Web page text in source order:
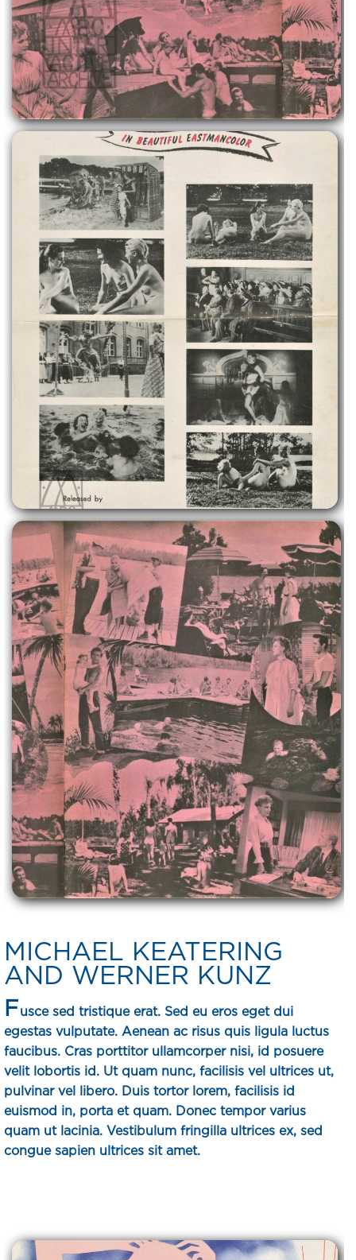
MICHAEL KEATERING
AND WERNER KUNZ
Fusce sed tristique erat. Sed eu eros eget dui
egestas vulputate. Aenean ac risus quis ligula luctus
faucibus. Cras porttitor ullamcorper nisi, id posuere
velit lobortis id. Ut quam nunc, facilisis vel ultrices ut,
pulvinar vel libero. Duis tortor lorem, facilisis id
euismod in, porta et quam. Donec tempor varius
quam ut lacinia. Vestibulum fringilla ultrices ex, sed
congue sapien ultrices sit amet.